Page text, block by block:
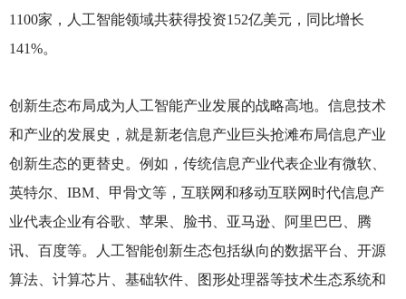
1100家，人工智能领域共获得投资152亿美元，同比增长
141%。
创新生态布局成为人工智能产业发展的战略高地。信息技术
和产业的发展史，就是新老信息产业巨头抢滩布局信息产业
创新生态的更替史。例如，传统信息产业代表企业有微软、
英特尔、IBM、甲骨文等，互联网和移动互联网时代信息产
业代表企业有谷歌、苹果、脸书、亚马逊、阿里巴巴、腾
讯、百度等。人工智能创新生态包括纵向的数据平台、开源
算法、计算芯片、基础软件、图形处理器等技术生态系统和